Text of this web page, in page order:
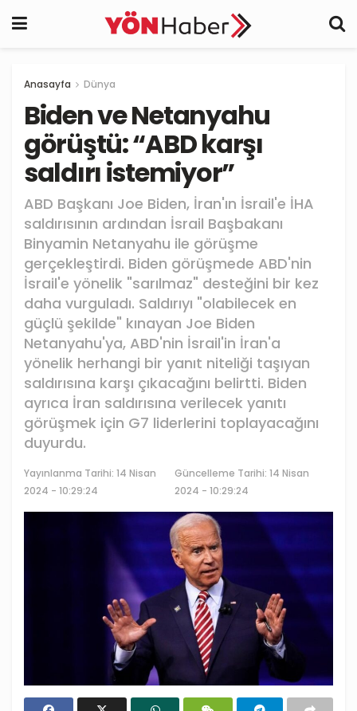
Anasayfa Dünya
Biden ve Netanyahu
görüştü: “ABD karşı
saldırı istemiyor”
ABD Başkanı Joe Biden, İran'ın İsrail'e İHA
saldırısının ardından İsrail Başbakanı
Binyamin Netanyahu ile görüşme
gerçekleştirdi. Biden görüşmede ABD'nin
İsrail'e yönelik "sarılmaz" desteğini bir kez
daha vurguladı. Saldırıyı "olabilecek en
güçlü şekilde" kınayan Joe Biden
Netanyahu'ya, ABD'nin İsrail'in İran'a
yönelik herhangi bir yanıt niteliği taşıyan
saldırısına karşı çıkacağını belirtti. Biden
ayrıca İran saldırısına verilecek yanıtı
görüşmek için G7 liderlerini toplayacağını
duyurdu.
Yayınlanma Tarihi: 14 Nisan
2024 - 10:29:24
Güncelleme Tarihi: 14 Nisan
2024 - 10:29:24